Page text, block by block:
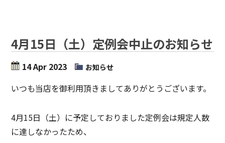
4月15日（土）定例会中止のお知らせ
14 Apr 2023 お知らせ
いつも当店を御利用頂きましてありがとうございます。
4月15日（土）に予定しておりました定例会は規定人数
に達しなかったため、